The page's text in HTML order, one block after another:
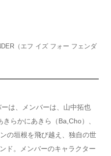
（エフ イズ フォー フェンダ
は、メンバーは、山中拓也
きらかにあきら（Ba,Cho）、
の垣根を飛び越え、独自の世
ド。メンバーのキャラクター